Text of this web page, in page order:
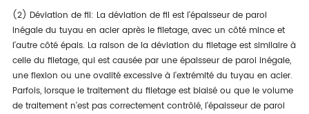
(2) Déviation de fil: La déviation de fil est l'épaisseur de paroi
inégale du tuyau en acier après le filetage, avec un côté mince et
l'autre côté épais. La raison de la déviation du filetage est similaire à
celle du filetage, qui est causée par une épaisseur de paroi inégale,
une flexion ou une ovalité excessive à l'extrémité du tuyau en acier.
Parfois, lorsque le traitement du filetage est biaisé ou que le volume
de traitement n'est pas correctement contrôlé, l'épaisseur de paroi